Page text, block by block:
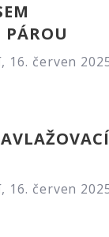
PÁROU
16. červen
16. červen